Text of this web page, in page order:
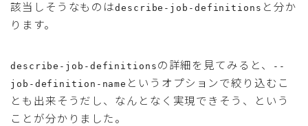
該当しそうなものはdescribe-job-definitions と分か
ります。
describe-job-definitions の詳細を見てみると、
--
job-definition-name というオプションで絞り込むこ
とも出来そうだし、なんとなく実現できそう、という
ことが分かりました。